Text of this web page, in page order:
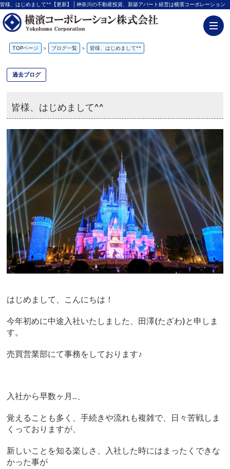
皆様、はじめまして^^【更新】 | 神奈川の不動産投資、新築アパート経営は横濱コーポレーション
TOPページ > ブログ一覧 > 皆様、はじめまして^^
過去ブログ
皆様、はじめまして^^
はじめまして、こんにちは！
今年初めに中途入社いたしました、田澤(たざわ)と申しま
す。
売買営業部にて事務をしております♪
入社から早数ヶ月‥、
覚えることも多く、手続きや流れも複雑で、日々苦戦しま
くっておりますが、
新しいことを知る楽しさ、入社した時にはまったくできな
かった事が